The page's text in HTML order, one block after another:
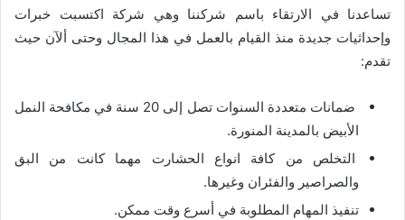
تساعدنا في الارتقاء باسم شركننا وهي شركة اكتسبت خبرات
وإحداثيات جديدة منذ القيام بالعمل في هذا المجال وحتى ألآن حيث
تقدم:
ضمانات متعددة السنوات تصل إلى 20 سنة في مكافحة النمل
الأبيض بالمدينة المنورة.
التخلص من كافة انواع الحشارت مهما كانت من البق
والصراصير والفئران وغيرها.
تنفيذ المهام المطلوبة في أسرع وقت ممكن.